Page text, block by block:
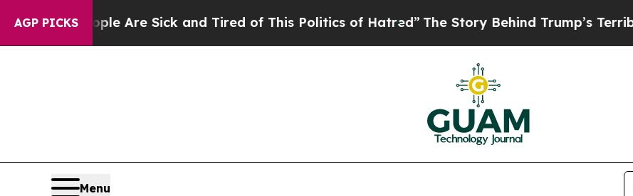
AGP PICKS
“People Are Sick and Tired of This Politics of Hatred”The Story Behind Trump’s Terrible
Menu